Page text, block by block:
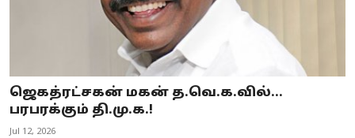
ஜெகத்ரட்சகன் மகன் த.வெ.க.வில்...
பரபரக்கும் தி.மு.க.!
Jul 12, 2026